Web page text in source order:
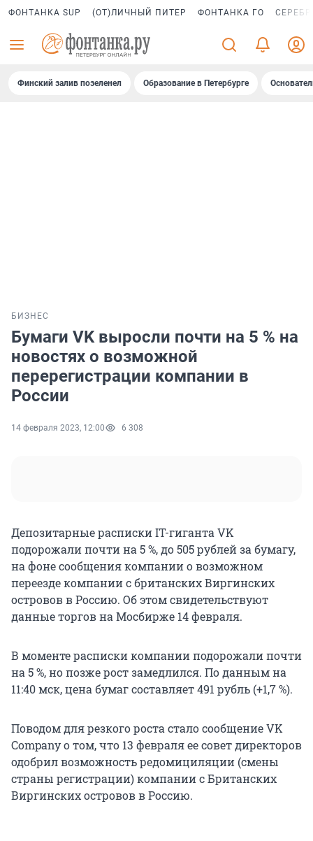
ФОНТАНКА SUP (ОТ)ЛИЧНЫЙ ПИТЕР ФОНТАНКА ГО
Финский залив позеленел Образование в Петербурге
БИЗНЕС
Бумаги VK выросли почти на 5 % на
новостях о возможной
перерегистрации компании в
России
14 февраля 2023, 12:00 6 308
Депозитарные расписки IT-гиганта VK
подорожали почти на 5 %, до 505 рублей за бумагу,
на фоне сообщения компании о возможном
переезде компании с британских Виргинских
островов в Россию. Об этом свидетельствуют
данные торгов на Мосбирже 14 февраля.
В моменте расписки компании подорожали почти
на 5 %, но позже рост замедлился. По данным на
11:40 мск, цена бумаг составляет 491 рубль (+1,7 %).
Поводом для резкого роста стало сообщение VK
Company о том, что 13 февраля ее совет директоров
одобрил возможность редомициляции (смены
страны регистрации) компании с Британских
Виргинских островов в Россию.